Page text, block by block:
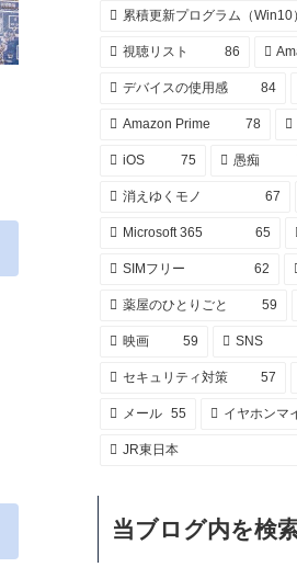
累積更新プログラム（Win10）
視聴リスト 86
デバイスの使用感 84
Amazon Prime 78
iOS 75 愚痴
消えゆくモノ 67
Microsoft 365 65
SIMフリー 62
薬屋のひとりごと 59
映画 59 SNS
セキュリティ対策 57
メール 55 イヤホンマ
JR東日本
当ブログ内を検